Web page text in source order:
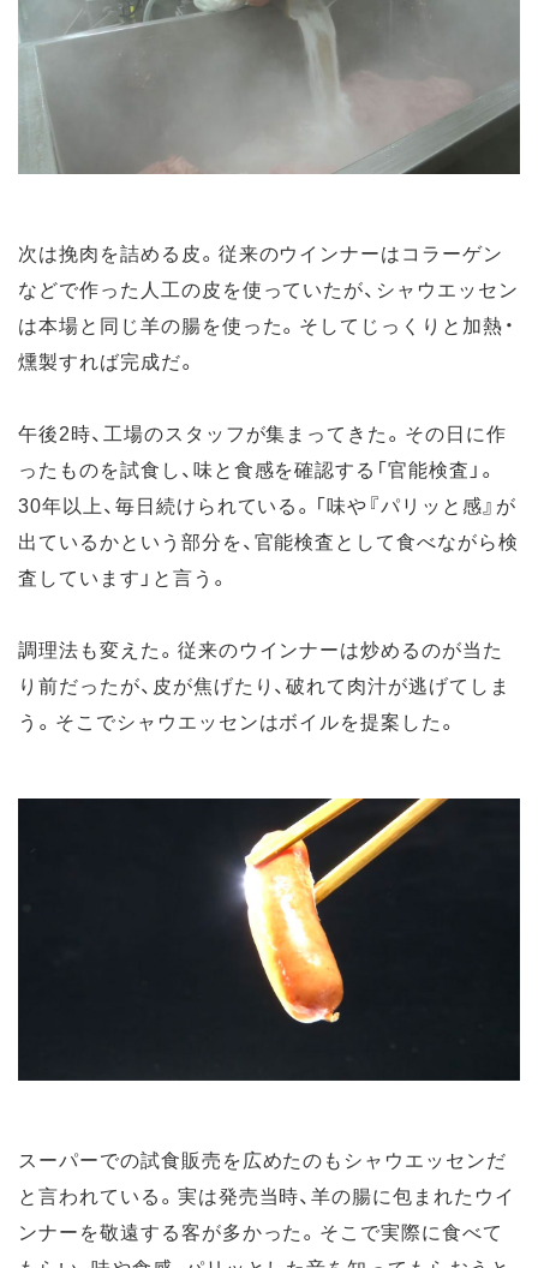
次は挽肉を詰める皮。従来のウインナーはコラーゲン
などで作った人工の皮を使っていたが、シャウエッセン
は本場と同じ羊の腸を使った。そしてじっくりと加熱・
燻製すれば完成だ。
午後2時、工場のスタッフが集まってきた。その日に作
ったものを試食し、味と食感を確認する「官能検査」。
30年以上、毎日続けられている。「味や『パリッと感』が
出ているかという部分を、官能検査として食べながら検
査しています」と言う。
調理法も変えた。従来のウインナーは炒めるのが当た
り前だったが、皮が焦げたり、破れて肉汁が逃げてしま
う。そこでシャウエッセンはボイルを提案した。
スーパーでの試食販売を広めたのもシャウエッセンだ
と言われている。実は発売当時、羊の腸に包まれたウイ
ンナーを敬遠する客が多かった。そこで実際に食べて